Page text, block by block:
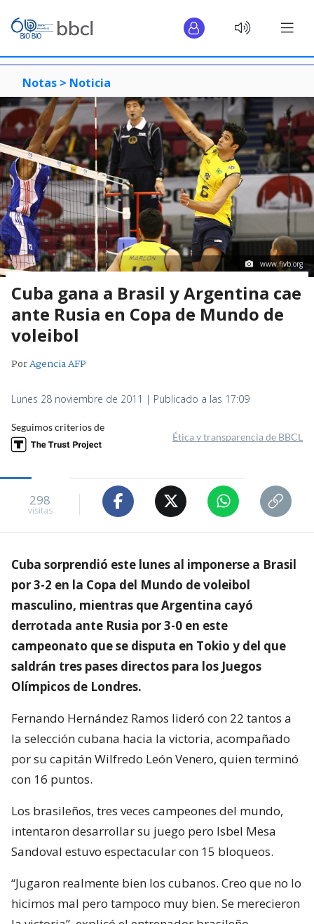
Notas > Noticia
www.fivb.org
Cuba gana a Brasil y Argentina cae
ante Rusia en Copa de Mundo de
voleibol
PorAgencia AFP
Lunes 28 noviembre de 2011 | Publicado a las 17:09
Seguimos criterios de
Ética y transparencia de BBCL
298
visitas
Cuba sorprendió este lunes al imponerse a Brasil
por 3-2 en la Copa del Mundo de voleibol
masculino, mientras que Argentina cayó
derrotada ante Rusia por 3-0 en este
campeonato que se disputa en Tokio y del que
saldrán tres pases directos para los Juegos
Olímpicos de Londres.
Fernando Hernández Ramos lideró con 22 tantos a
la selección cubana hacia la victoria, acompañado
por su capitán Wilfredo León Venero, quien terminó
con 16 puntos.
Los brasileños, tres veces campeones del mundo,
intentaron desarrollar su juego pero Isbel Mesa
Sandoval estuvo espectacular con 15 bloqueos.
“Jugaron realmente bien los cubanos. Creo que no lo
hicimos mal pero tampoco muy bien. Se merecieron